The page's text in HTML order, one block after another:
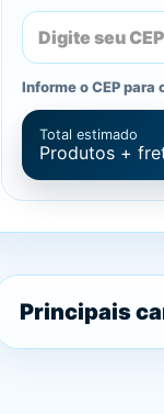
Informe o CEP
Total estimado
Produtos +
Principais